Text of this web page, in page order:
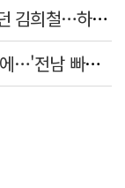
거꾸로 된 태극기에 "X돌았네" 분노했던 김희철…하루만에 사과
李대통령 "앞으로 광주특별시" 한마디에…'전남 빠진 약칭' 논란 재점화